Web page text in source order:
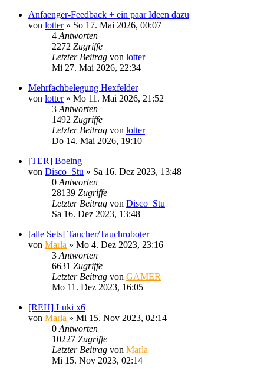
Anfaenger-Feedback + ein paar Ideen dazu
von lotter» So 17. Mai 2026, 00:07
4 Antworten
2272 Zugriffe
Letzter Beitrag von lotter
Mi 27. Mai 2026, 22:34
Mehrfachbelegung Hexfelder
von lotter» Mo 11. Mai 2026, 21:52
3 Antworten
1492 Zugriffe
Letzter Beitrag von lotter
Do 14. Mai 2026, 19:10
[TER] Boeing
von Disco_Stu » Sa 16. Dez 2023, 13:48
0 Antworten
28139 Zugriffe
Letzter Beitrag von Disco_Stu
Sa 16. Dez 2023, 13:48
[alle Sets] Taucher/Tauchroboter
von Marla » Mo 4. Dez 2023, 23:16
3 Antworten
6631 Zugriffe
Letzter Beitrag von GAMER
Mo 11. Dez 2023, 16:05
[REH] Luki x6
von Marla » Mi 15. Nov 2023, 02:14
0 Antworten
10227 Zugriffe
Letzter Beitrag von Marla
Mi 15. Nov 2023, 02:14